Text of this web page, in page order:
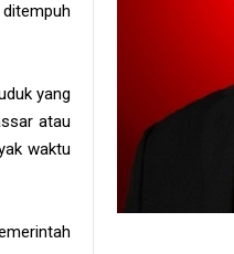
yang
atau
waktu